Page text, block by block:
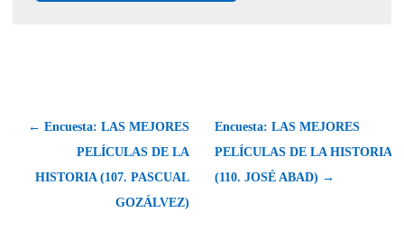
← Encuesta: LAS MEJORES
PELÍCULAS DE LA
HISTORIA (107. PASCUAL
GOZÁLVEZ)
Encuesta: LAS MEJORES
PELÍCULAS DE LA HISTORIA
(110. JOSÉ ABAD) →